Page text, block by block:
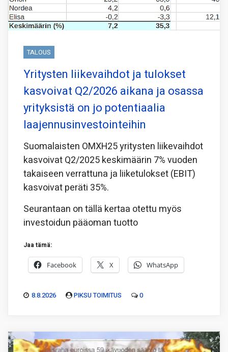
TALOUS
Yritysten liikevaihdot ja tulokset
kasvoivat Q2/2026 aikana ja osassa
yrityksistä on jo potentiaalia
laajennusinvestointeihin
Suomalaisten OMXH25 yritysten liikevaihdot
kasvoivat Q2/2025 keskimäärin 7% vuoden
takaiseen verrattuna ja liiketulokset (EBIT)
kasvoivat peräti 35%.
Seurantaan on tällä kertaa otettu myös
investoidun pääoman tuotto
Jaa tämä:
Facebook X WhatsApp
8.8.2026 PIKSU TOIMITUS 0